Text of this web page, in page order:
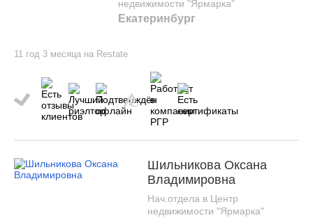
недвижимости "Ярмарка"
Екатеринбург
11 год 3 месяца на Restate
Шильникова Оксана
Владимировна
Нач.отдела в Центр
недвижимости "Ярмарка"